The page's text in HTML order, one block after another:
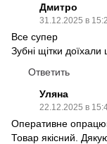
Дмитро
31.12.2025 в
Все супер
Зубні щітки доїхали
Ответить
Уляна
22.12.2025 в
Оперативне
Товар якісний.